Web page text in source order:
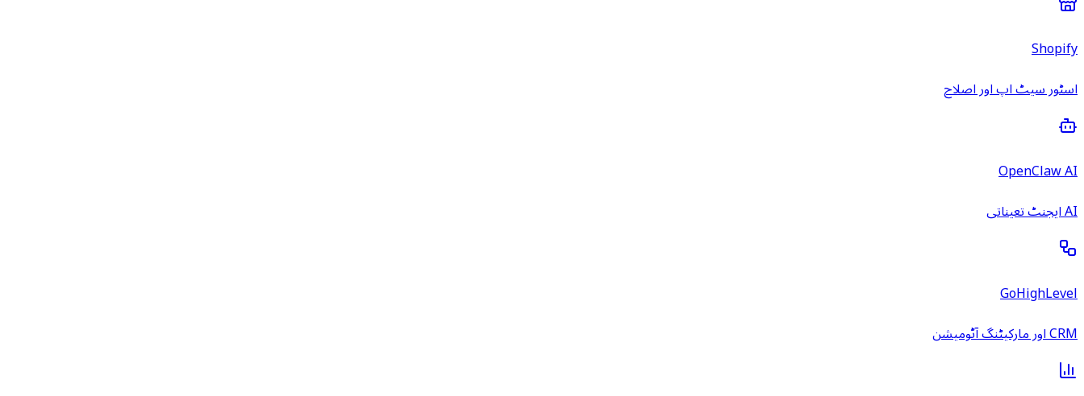
Shopify
اسٹور سیٹ اپ اور اصلاح
OpenClaw AI
AI ایجنٹ تعیناتی
GoHighLevel
CRM اور مارکیٹنگ آٹومیشن